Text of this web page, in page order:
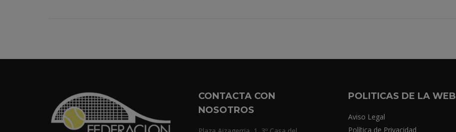
CONTACTA CON
NOSOTROS
POLITICAS DE LA WEB
Aviso Legal
Política de Privacidad